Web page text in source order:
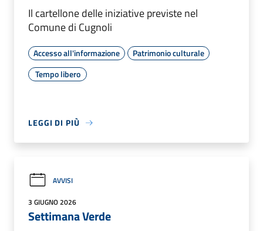
Il cartellone delle iniziative previste nel
Comune di Cugnoli
Accesso all'informazione
Patrimonio culturale
Tempo libero
LEGGI DI PIÙ
AVVISI
3 GIUGNO 2026
Settimana Verde